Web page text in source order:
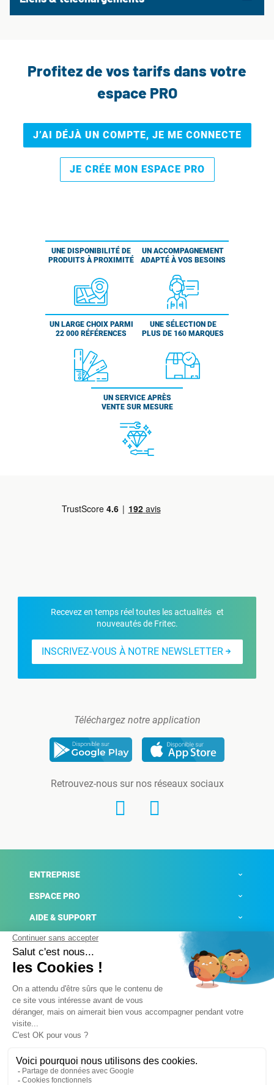
Profitez de vos tarifs dans votre
espace PRO
J’AI DÉJÀ UN COMPTE, JE ME CONNECTE
JE CRÉE MON ESPACE PRO
UNE DISPONIBILITÉ DE
PRODUITS À PROXIMITÉ
UN ACCOMPAGNEMENT
ADAPTÉ À VOS BESOINS
UN LARGE CHOIX PARMI
22 000 RÉFÉRENCES
UNE SÉLECTION DE
PLUS DE 160 MARQUES
UN SERVICE APRÈS
VENTE SUR MESURE
Recevez en temps réel toutes les actualités et
nouveautés de Fritec.
INSCRIVEZ-VOUS À NOTRE NEWSLETTER
Téléchargez notre application
Retrouvez-nous sur nos réseaux sociaux
ENTREPRISE
ESPACE PRO
AIDE & SUPPORT
ACTUALITÉS
Mentions légales
Conditions générales de ventes